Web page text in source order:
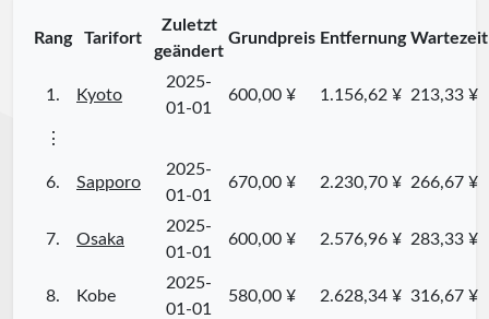
Rang Tarifort
Zuletzt
geändert
Grundpreis Entfernung Wartezeit
1. Kyoto
2025-
01-01
600,00 ¥ 1.156,62 ¥ 213,33 ¥
⋮
6. Sapporo
2025-
01-01
670,00 ¥ 2.230,70 ¥ 266,67 ¥
7. Osaka
2025-
01-01
600,00 ¥ 2.576,96 ¥ 283,33 ¥
8. Kobe
2025-
01-01
580,00 ¥ 2.628,34 ¥ 316,67 ¥